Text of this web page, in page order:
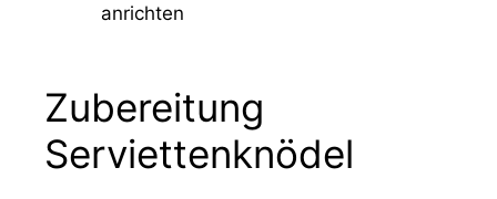
anrichten
Zubereitung
Serviettenknödel